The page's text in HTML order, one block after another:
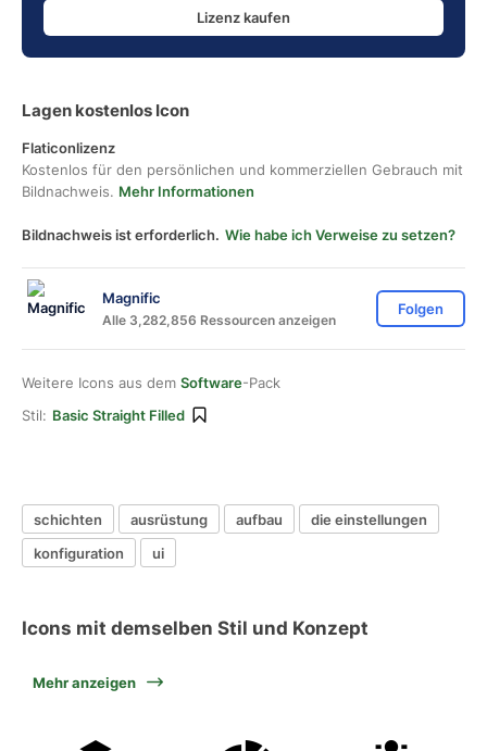
Lizenz kaufen
Lagen kostenlos Icon
Flaticonlizenz
Kostenlos für den persönlichen und kommerziellen Gebrauch mit
Bildnachweis. Mehr Informationen
Bildnachweis ist erforderlich. Wie habe ich Verweise zu setzen?
Magnific
Alle 3,282,856 Ressourcen anzeigen
Folgen
Weitere Icons aus dem Software-Pack
Stil: Basic Straight Filled
schichten ausrüstung aufbau
die einstellungen
konfiguration
ui
Icons mit demselben Stil und Konzept
Mehr anzeigen